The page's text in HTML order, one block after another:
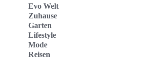
Evo Welt
Zuhause
Garten
Lifestyle
Mode
Reisen